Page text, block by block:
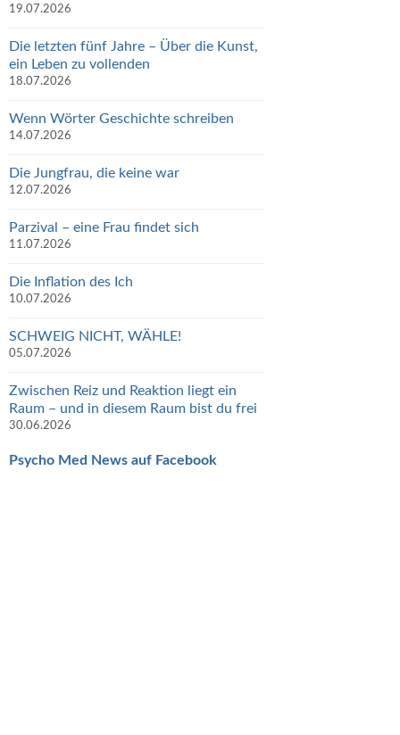
19.07.2026
Die letzten fünf Jahre – Über die Kunst,
ein Leben zu vollenden
18.07.2026
Wenn Wörter Geschichte schreiben
14.07.2026
Die Jungfrau, die keine war
12.07.2026
Parzival – eine Frau findet sich
11.07.2026
Die Inflation des Ich
10.07.2026
SCHWEIG NICHT, WÄHLE!
05.07.2026
Zwischen Reiz und Reaktion liegt ein
Raum – und in diesem Raum bist du frei
30.06.2026
Psycho Med News auf Facebook